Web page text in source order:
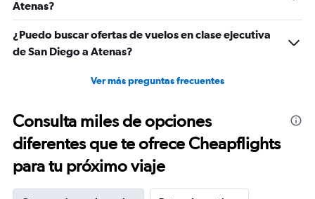
Atenas?
¿Puedo buscar ofertas de vuelos en clase ejecutiva
de San Diego a Atenas?
Ver más preguntas frecuentes
Consulta miles de opciones
diferentes que te ofrece Cheapflights
para tu próximo viaje